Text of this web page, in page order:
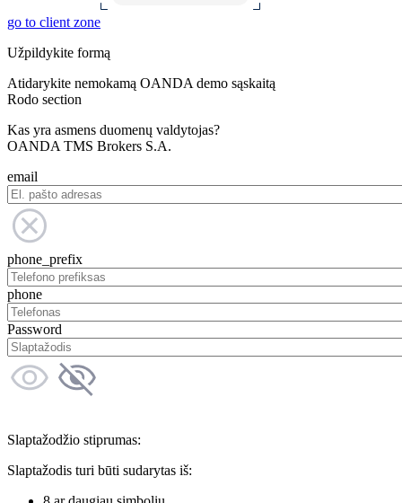
go to client zone
Užpildykite formą
Atidarykite nemokamą OANDA demo sąskaitą
Rodo section
Kas yra asmens duomenų valdytojas?
OANDA TMS Brokers S.A.
email
phone_prefix
phone
Password
Slaptažodžio stiprumas:
Slaptažodis turi būti sudarytas iš: